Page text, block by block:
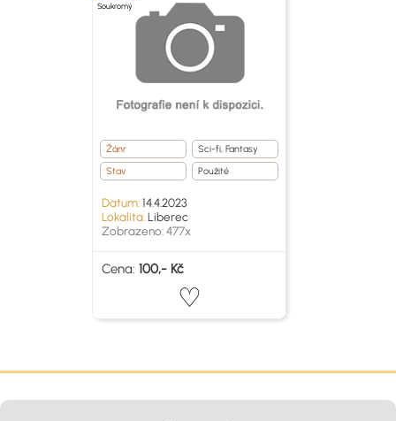
Soukromý
Žánr
Sci-fi, Fantasy
Stav
Použité
Datum:14.4.2023
Lokalita:Liberec
Zobrazeno: 477x
Cena: 100,- Kč